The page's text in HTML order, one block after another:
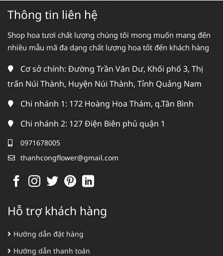
Thông tin liên hệ
Shop hoa tươi chất lượng chúng tôi mong muốn mang đến
nhiều mẫu mã đa dạng chất lượng hoa tốt đến khách hàng
Cơ sở chính: Đường Trần Văn Dư, Khối phố 3, Thị
trấn Núi Thành, Huyện Núi Thành, Tỉnh Quảng Nam
Chi nhánh 1: 172 Hoàng Hoa Thám, q.Tân Bình
Chi nhánh 2: 127 Điện Biên phủ quận 1
0971678005
thanhcongflower@gmail.com
Hỗ trợ khách hàng
Hướng dẫn đặt hàng
Hướng dẫn thanh toán